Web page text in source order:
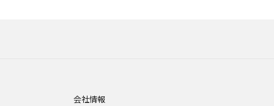
会社情報